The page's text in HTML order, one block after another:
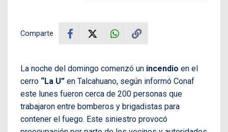
Comparte
La noche del domingo comenzó un incendio en el
cerro “La U” en Talcahuano, según informó Conaf
este lunes fueron cerca de 200 personas que
trabajaron entre bomberos y brigadistas para
contener el fuego. Este siniestro provocó